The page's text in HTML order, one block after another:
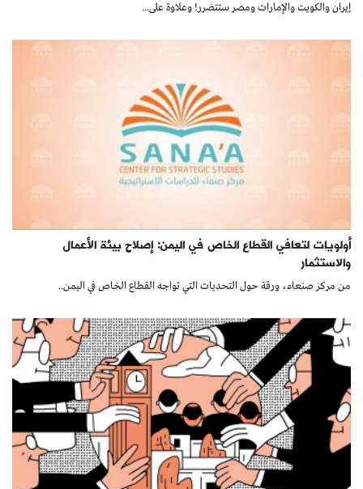
إيران والكويت والإمارات ومصر ستتضرر! وعلاوة على...
أولويات لتعافي القطاع الخاص في اليمن: إصلاح بيئة الأعمال
والاستثمار
من مركز صنعاء، ورقة حول التحديات التي تواجه القطاع الخاص في اليمن..